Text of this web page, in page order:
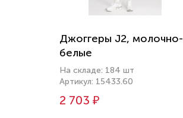
Джоггеры J2, молочно-
белые
На складе: 184 шт
Артикул: 15433.60
2 703 ₽